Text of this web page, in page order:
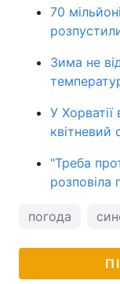
70
Зима не
У
квітневий
"Треба
розповіла
погода